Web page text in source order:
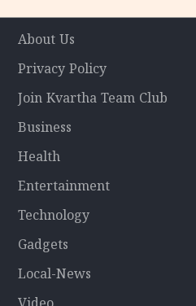
About Us
Privacy Policy
Join Kvartha Team Club
Business
Health
Entertainment
Technology
Gadgets
Local-News